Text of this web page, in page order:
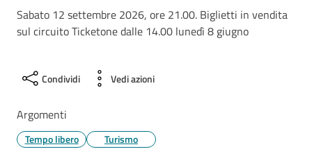
Sabato 12 settembre 2026, ore 21.00. Biglietti in vendita
sul circuito Ticketone dalle 14.00 lunedì 8 giugno
Condividi Vedi azioni
Argomenti
Tempo libero Turismo